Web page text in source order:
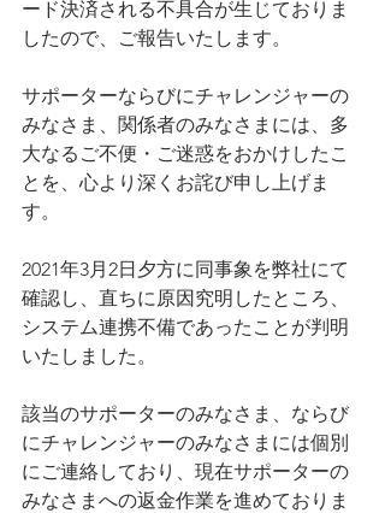
ード決済される不具合が生じておりま
したので、ご報告いたします。
サポーターならびにチャレンジャーの
みなさま、関係者のみなさまには、多
大なるご不便・ご迷惑をおかけしたこ
とを、心より深くお詫び申し上げま
す。
2021年3月2日夕方に同事象を弊社にて
確認し、直ちに原因究明したところ、
システム連携不備であったことが判明
いたしました。
該当のサポーターのみなさま、ならび
にチャレンジャーのみなさまには個別
にご連絡しており、現在サポーターの
みなさまへの返金作業を進めておりま